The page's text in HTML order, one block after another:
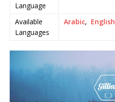
Language
Available
Languages
Arabic, English